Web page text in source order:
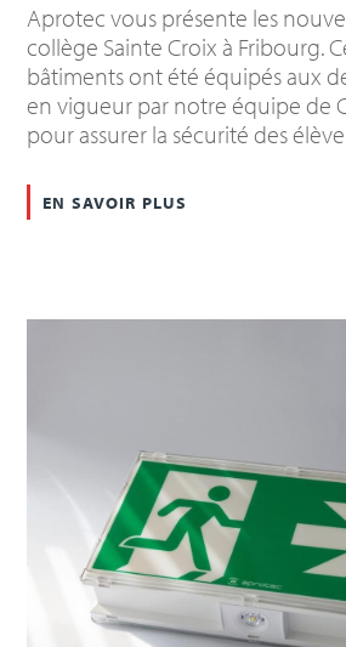
Aprotec vous présente les
collège Sainte Croix à Fribourg.
bâtiments ont été équipés aux
en vigueur par notre équipe de
pour assurer la sécurité des
en savoir plus